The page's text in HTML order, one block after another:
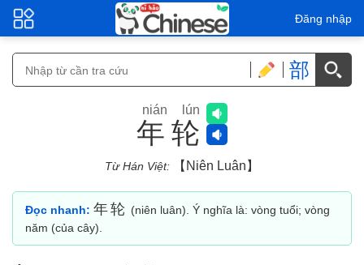
Đăng nhập
部
年轮
nián lún
Từ Hán Việt: 【niên Luân】
Đọc nhanh: 年轮 (niên luân). Ý nghĩa là: vòng tuổi; vòng
năm (của cây).